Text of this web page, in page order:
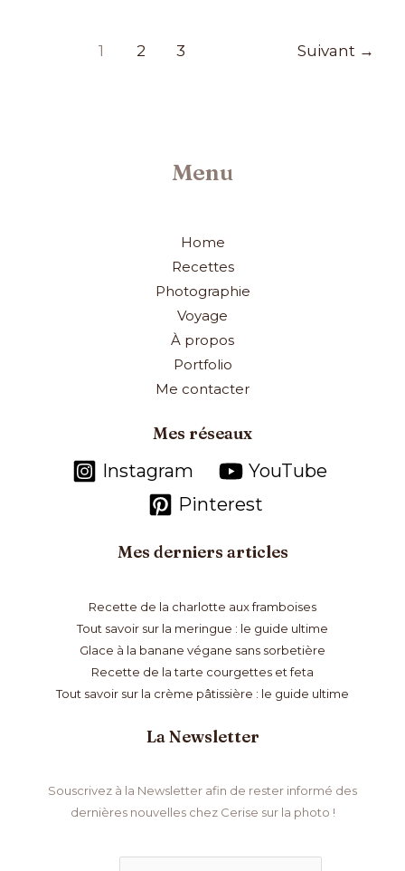
1 2 3 Suivant →
Menu
Home
Recettes
Photographie
Voyage
À propos
Portfolio
Me contacter
Mes réseaux
Instagram
YouTube
Pinterest
Mes derniers articles
Recette de la charlotte aux framboises
Tout savoir sur la meringue : le guide ultime
Glace à la banane végane sans sorbetière
Recette de la tarte courgettes et feta
Tout savoir sur la crème pâtissière : le guide ultime
La Newsletter
Souscrivez à la Newsletter afin de rester informé des
dernières nouvelles chez Cerise sur la photo !